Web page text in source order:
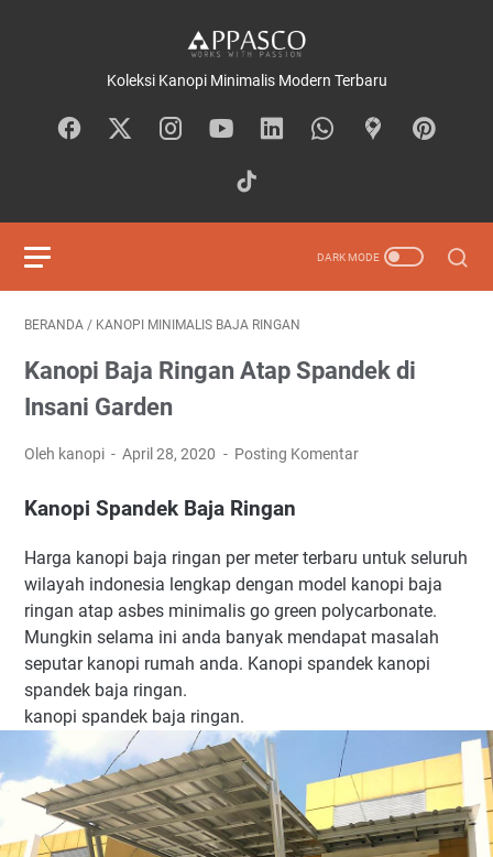
Koleksi Kanopi Minimalis Modern Terbaru
BERANDA / KANOPI MINIMALIS BAJA RINGAN
Kanopi Baja Ringan Atap Spandek di
Insani Garden
Oleh kanopi April 28, 2020 Posting Komentar
Kanopi Spandek Baja Ringan
Harga kanopi baja ringan per meter terbaru untuk seluruh
wilayah indonesia lengkap dengan model kanopi baja
ringan atap asbes minimalis go green polycarbonate.
Mungkin selama ini anda banyak mendapat masalah
seputar kanopi rumah anda. Kanopi spandek kanopi
spandek baja ringan.
kanopi spandek baja ringan.